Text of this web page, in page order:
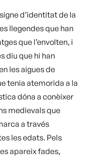
d’identitat de la
llegendes que han
que l’envolten, i
diu que hi han
les aigues de
tenia atemorida a la
dóna a conèixer
medievals que
a través
les edats. Pels
apareix fades,